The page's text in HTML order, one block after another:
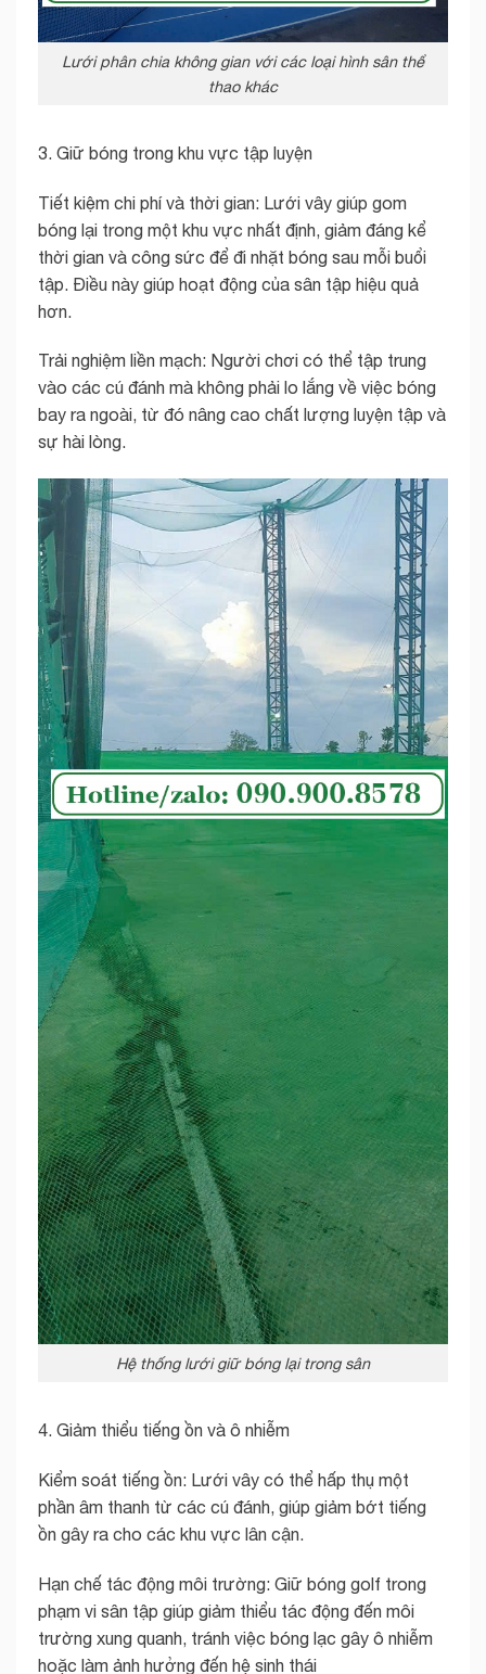
Lưới phân chia không gian với các loại hình sân thể
thao khác
3. Giữ bóng trong khu vực tập luyện
Tiết kiệm chi phí và thời gian: Lưới vây giúp gom
bóng lại trong một khu vực nhất định, giảm đáng kể
thời gian và công sức để đi nhặt bóng sau mỗi buổi
tập. Điều này giúp hoạt động của sân tập hiệu quả
hơn.
Trải nghiệm liền mạch: Người chơi có thể tập trung
vào các cú đánh mà không phải lo lắng về việc bóng
bay ra ngoài, từ đó nâng cao chất lượng luyện tập và
sự hài lòng.
Hệ thống lưới giữ bóng lại trong sân
4. Giảm thiểu tiếng ồn và ô nhiễm
Kiểm soát tiếng ồn: Lưới vây có thể hấp thụ một
phần âm thanh từ các cú đánh, giúp giảm bớt tiếng
ồn gây ra cho các khu vực lân cận.
Hạn chế tác động môi trường: Giữ bóng golf trong
phạm vi sân tập giúp giảm thiểu tác động đến môi
trường xung quanh, tránh việc bóng lạc gây ô nhiễm
hoặc làm ảnh hưởng đến hệ sinh thái